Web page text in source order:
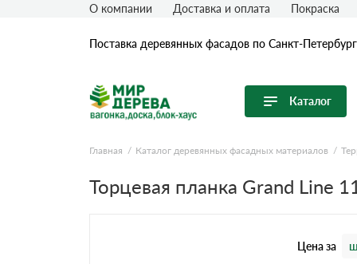
Поставка деревянных фасадов по Санкт-
Каталог
Перейти в каталог
О компании Доставка и оплата Покраска
Главная Каталог деревянных фасадных материалов
Торцевая планка Grand Line
Цена за